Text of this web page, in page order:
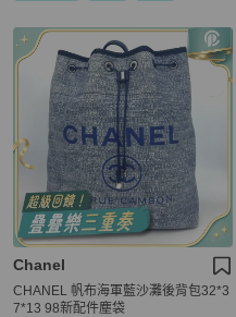
Chanel
CHANEL 帆布海軍藍沙灘後背包32*3
7*13 98新配件塵袋